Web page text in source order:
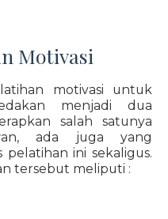
Motivasi
motivasi untuk
menjadi dua
salah satunya
ada juga yang
ini sekaligus.
tersebut meliputi :